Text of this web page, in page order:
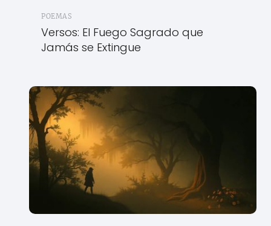
POEMAS
Versos: El Fuego Sagrado que
Jamás se Extingue